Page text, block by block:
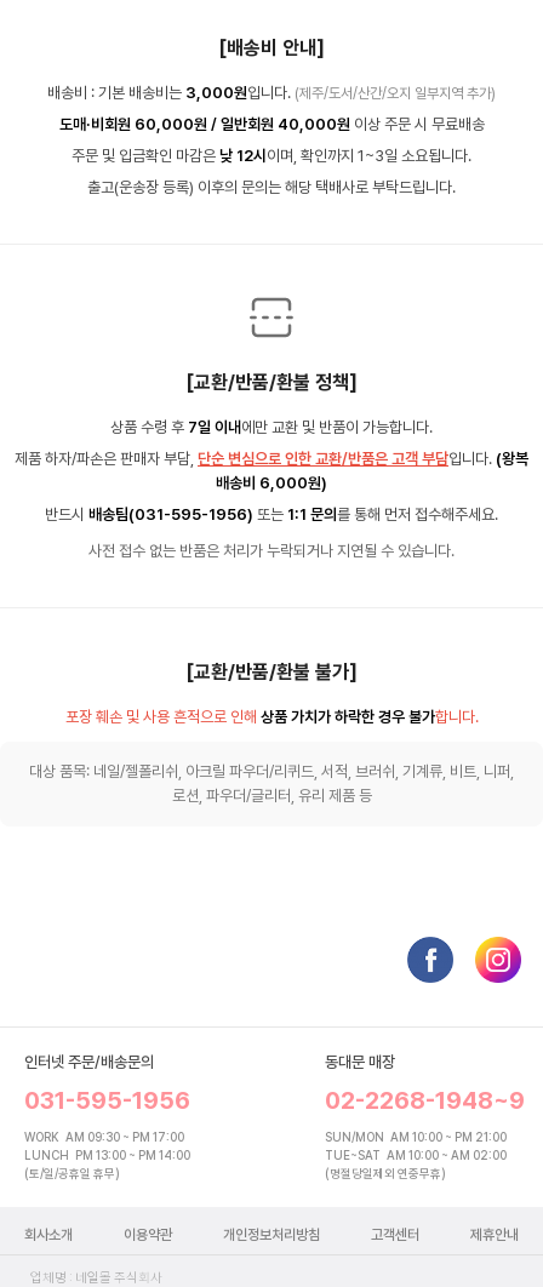
[배송비 안내]
배송비 : 기본 배송비는 3,000원입니다. (제주/도서/산간/오지 일부지역 추가)
도매·비회원 60,000원 / 일반회원 40,000원 이상 주문 시 무료배송
주문 및 입금확인 마감은 낮 12시 이며, 확인까지 1~3일 소요됩니다.
출고(운송장 등록) 이후의 문의는 해당 택배사로 부탁드립니다.
[교환/반품/환불 정책]
상품 수령 후 7일 이내 에만 교환 및 반품이 가능합니다.
제품 하자/파손은 판매자 부담, 단순 변심으로 인한 교환/반품은 고객 부담입니다. (왕복
배송비 6,000원)
반드시 배송팀(031-595-1956) 또는 1:1 문의 를 통해 먼저 접수해주세요.
사전 접수 없는 반품은 처리가 누락되거나 지연될 수 있습니다.
[교환/반품/환불 불가]
포장 훼손 및 사용 흔적으로 인해 상품 가치가 하락한 경우 불가합니다.
대상 품목: 네일/젤폴리쉬, 아크릴 파우더/리퀴드, 서적, 브러쉬, 기계류, 비트, 니퍼,
로션, 파우더/글리터, 유리 제품 등
인터넷 주문/배송문의
031-595-1956
WORK AM 09:30 ~ PM 17:00
LUNCH PM 13:00 ~ PM 14:00
(토/일/공휴일 휴무)
동대문 매장
02-2268-1948~9
SUN/MON AM 10:00 ~ PM 21:00
TUE~SAT AM 10:00 ~ AM 02:00
(명절당일제외 연중무휴)
회사소개 이용약관 개인정보처리방침 고객센터 제휴안내
업체명 : 네일몰 주식회사